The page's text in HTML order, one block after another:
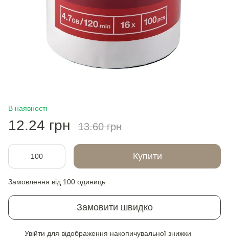
В наявності
12.24 грн 13.60 грн
Купити
Замовлення від 100 одиниць
Замовити швидко
Увійти для відображення накопичувальної знижки